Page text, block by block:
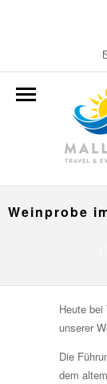
Weinprobe
Heute bei
unserer
Die
dem